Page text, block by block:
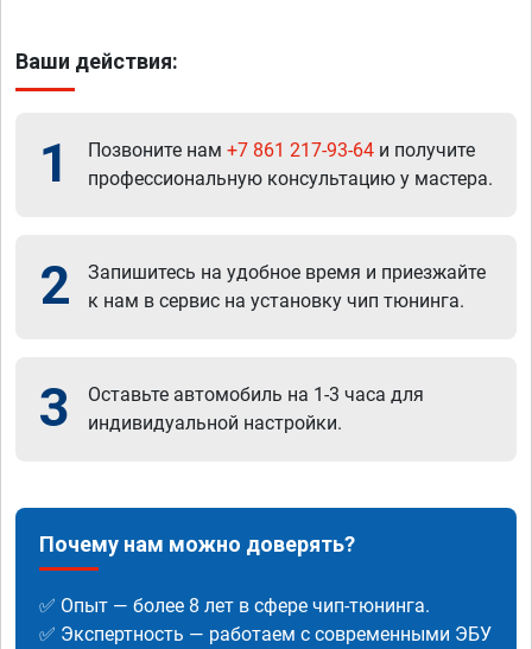
Ваши действия:
1 Позвоните нам +7 861 217-93-64 и получите
профессиональную консультацию у мастера.
2
Запишитесь на удобное время и приезжайте
к нам в сервис на установку чип тюнинга.
3
Оставьте автомобиль на 1-3 часа для
индивидуальной настройки.
Почему нам можно доверять?
✅ Опыт — более 8 лет в сфере чип-тюнинга.
✅ Экспертность — работаем с современными ЭБУ